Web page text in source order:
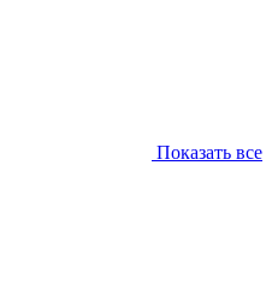
Показать все